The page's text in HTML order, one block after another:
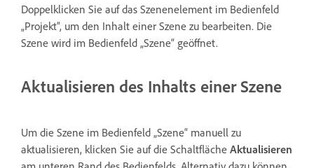
Doppelklicken Sie auf das Szenenelement im Bedienfeld
„Projekt“, um den Inhalt einer Szene zu bearbeiten. Die
Szene wird im Bedienfeld „Szene“ geöffnet.
Aktualisieren des Inhalts einer Szene
Um die Szene im Bedienfeld „Szene“ manuell zu
aktualisieren, klicken Sie auf die Schaltfläche Aktualisieren